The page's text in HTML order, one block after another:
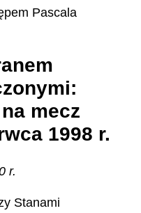
Pascala
mecz
1998 r.
r.
Stanami